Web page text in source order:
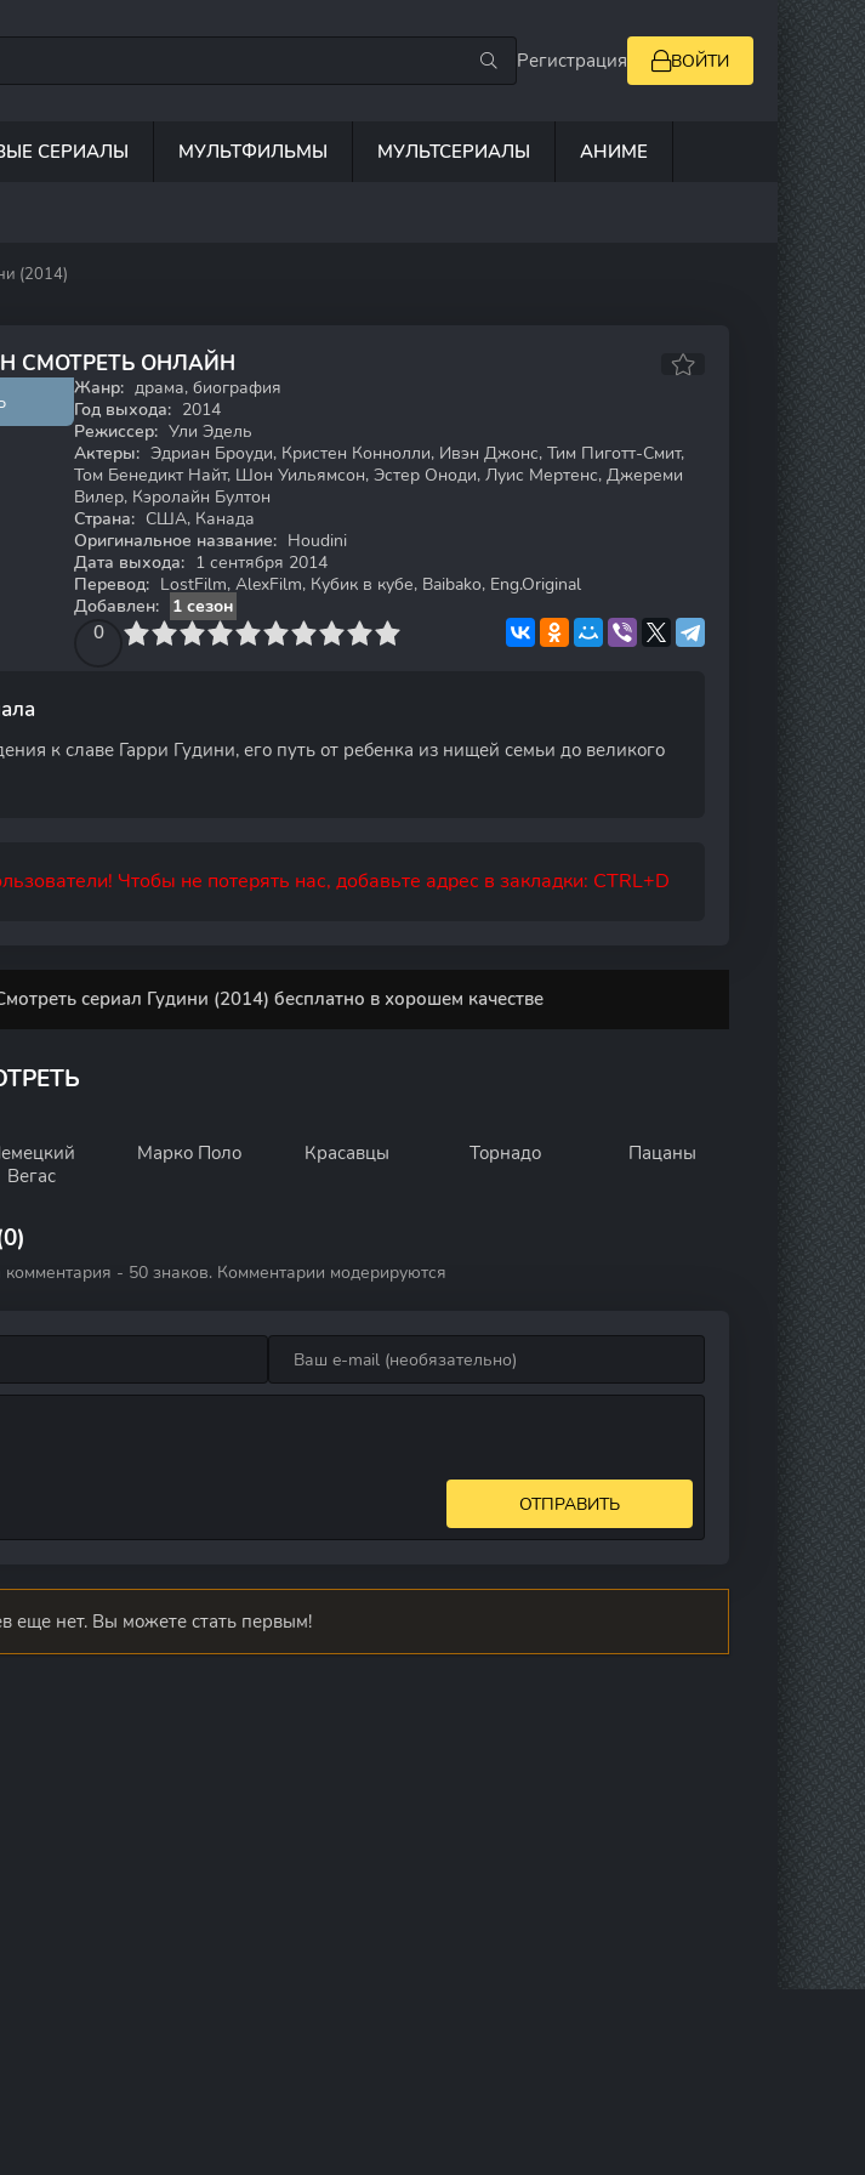
Регистрация ВОЙТИ
СЕРИАЛЫ МУЛЬТФИЛЬМЫ МУЛЬТСЕРИАЛЫ АНИМЕ
(2014)
СМОТРЕТЬ ОНЛАЙН
Жанр: драма, биография
Год выхода: 2014
Режиссер: Ули Эдель
Актеры: Эдриан Броуди, Кристен Коннолли, Ивэн Джонс, Тим Пиготт-Смит,
Том Бенедикт Найт, Шон Уильямсон, Эстер Оноди, Луис Мертенс, Джереми
Вилер, Кэролайн Бултон
Страна: США, Канада
Оригинальное название: Houdini
Дата выхода: 1 сентября 2014
Перевод: LostFilm, AlexFilm, Кубик в кубе, Baibako, Eng.Original
Добавлен:
1 сезон
0
4 6 7 8 9 10
к славе Гарри Гудини, его путь от ребенка из нищей семьи до великого
Чтобы не потерять нас, добавьте адрес в закладки: CTRL+D
сериал Гудини (2014) бесплатно в хорошем качестве
Вегас
Марко Поло Красавцы Торнадо Пацаны
- 50 знаков. Комментарии модерируются
ОТПРАВИТЬ
еще нет. Вы можете стать первым!